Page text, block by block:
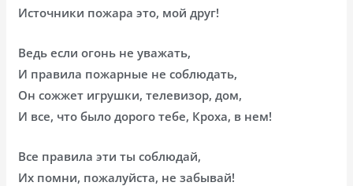
Источники пожара это, мой друг!
Ведь если огонь не уважать,
И правила пожарные не соблюдать,
Он сожжет игрушки, телевизор, дом,
И все, что было дорого тебе, Кроха, в нем!
Все правила эти ты соблюдай,
Их помни, пожалуйста, не забывай!